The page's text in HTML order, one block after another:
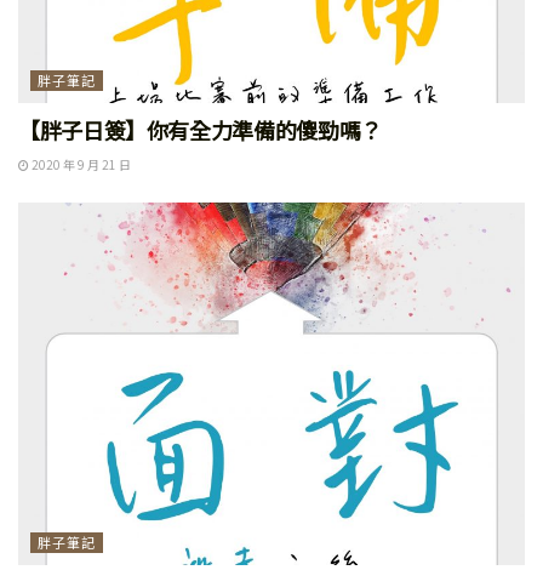
胖子筆記
【胖子日簽】你有全力準備的傻勁嗎？
2020 年 9 月 21 日
胖子筆記